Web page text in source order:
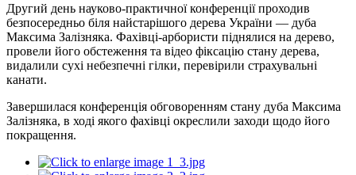
Другий день науково-практичної конференції проходив
безпосередньо біля найстарішого дерева України — дуба
Максима Залізняка. Фахівці-арбористи піднялися на дерево,
провели його обстеження та відео фіксацію стану дерева,
видалили сухі небезпечні гілки, перевірили страхувальні
канати.
Завершилася конференція обговоренням стану дуба Максима
Залізняка, в ході якого фахівці окреслили заходи щодо його
покращення.